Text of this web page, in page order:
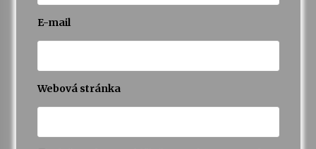
E-mail
Webová stránka